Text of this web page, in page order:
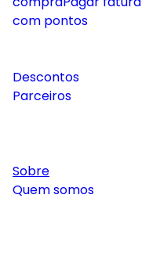
com pontos
Descontos
Parceiros
Sobre
Quem somos